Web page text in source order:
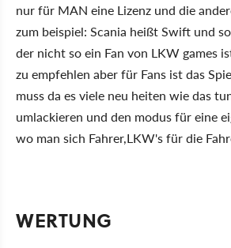
nur für MAN eine Lizenz und die
zum beispiel: Scania heißt Swift und
der nicht so ein Fan von LKW games
zu empfehlen aber für Fans ist das
muss da es viele neu heiten wie das
umlackieren und den modus für eine
wo man sich Fahrer,LKW's für die
WERTUNG